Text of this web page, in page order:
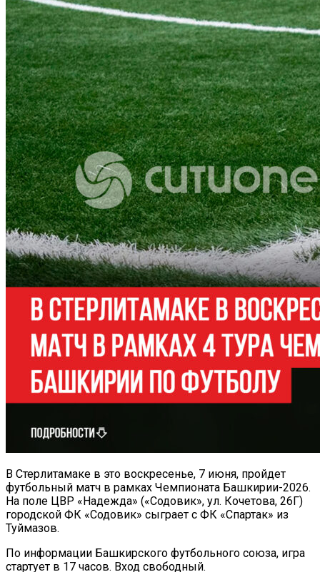
В Стерлитамаке в это воскресенье, 7 июня, пройдет
футбольный матч в рамках Чемпионата Башкирии-2026.
На поле ЦВР «Надежда» («Содовик», ул. Кочетова, 26Г)
городской ФК «Содовик» сыграет с ФК «Спартак» из
Туймазов.
По информации Башкирского футбольного союза, игра
стартует в 17 часов. Вход свободный.